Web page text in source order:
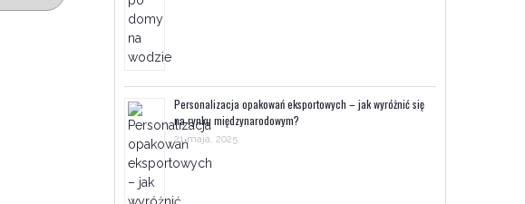
Personalizacja opakowań eksportowych – jak wyróżnić się
na rynku międzynarodowym?
21 maja, 2025